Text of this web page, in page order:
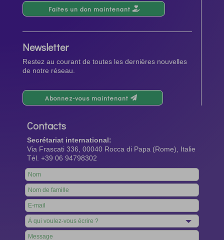
Faites un don maintenant
Newsletter
Restez au courant de toutes les dernières nouvelles
de notre réseau.
Abonnez-vous maintenant
Contacts
Secrétariat international:
Via Frascati 336, 00040 Rocca di Papa (Rome), Italie
Tél. +39 06 94798302
Leave
this
field
blank